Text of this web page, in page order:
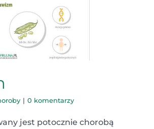
| 0 komentarzy
jest potocznie chorobą